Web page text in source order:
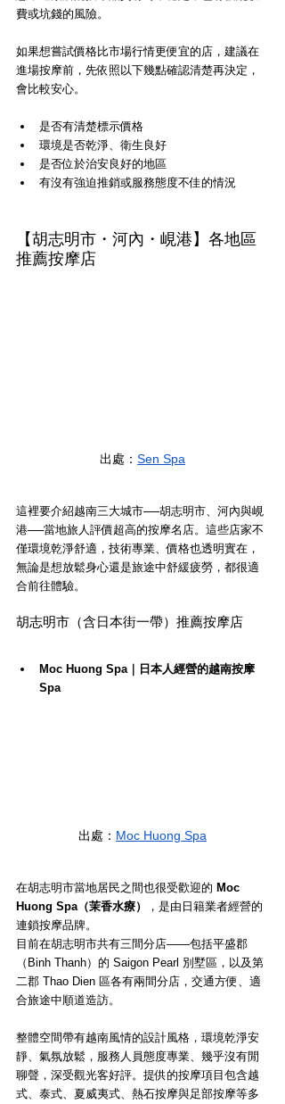
費或坑錢的風險。
如果想嘗試價格比市場行情更便宜的店，建議在
進場按摩前，先依照以下幾點確認清楚再決定，
會比較安心。
是否有清楚標示價格
環境是否乾淨、衛生良好
是否位於治安良好的地區
有沒有強迫推銷或服務態度不佳的情況
【胡志明市・河內・峴港】各地區
推薦按摩店
出處： Sen Spa
這裡要介紹越南三大城市──胡志明市、河內與峴
港──當地旅人評價超高的按摩名店。這些店家不
僅環境乾淨舒適，技術專業、價格也透明實在，
無論是想放鬆身心還是旅途中舒緩疲勞，都很適
合前往體驗。
胡志明市（含日本街一帶）推薦按摩店
Moc Huong Spa｜
日本人經營的越南按摩
Spa
出處： Moc Huong Spa
在胡志明市當地居民之間也很受歡迎的 Moc
Huong Spa（茉香水療）
，是由日籍業者經營的
連鎖按摩品牌。
目前在胡志明市共有三間分店——包括平盛郡
（Binh Thanh）的 Saigon Pearl 別墅區，以及第
二郡 Thao Dien 區各有兩間分店，交通方便、適
合旅途中順道造訪。
整體空間帶有越南風情的設計風格，環境乾淨安
靜、氣氛放鬆，服務人員態度專業、幾乎沒有閒
聊聲，深受觀光客好評。提供的按摩項目包含越
式、泰式、夏威夷式、熱石按摩與足部按摩等多